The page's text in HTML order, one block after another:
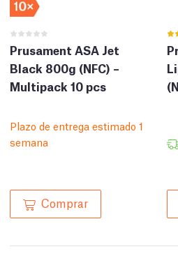
Prusament ASA Jet
Black 800g (NFC) –
Multipack 10 pcs
Plazo de entrega estimado 1
semana
Comprar